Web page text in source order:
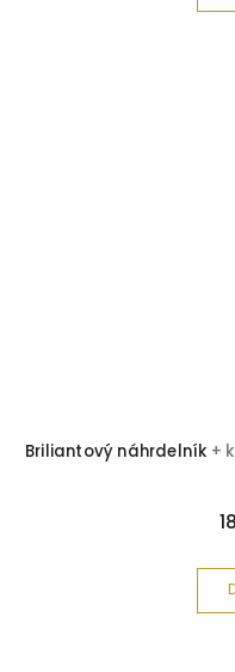
Briliantový náhrdelník +